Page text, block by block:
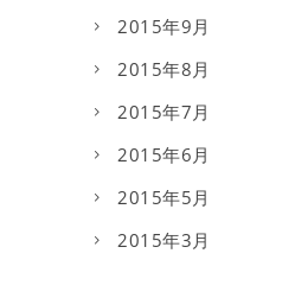
2015年9月
2015年8月
2015年7月
2015年6月
2015年5月
2015年3月